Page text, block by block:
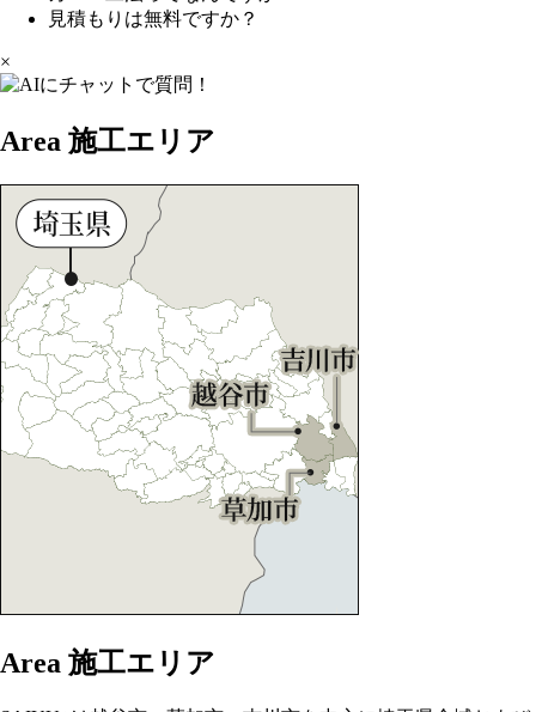
見積もりは無料ですか？
×
Area 施工エリア
Area 施工エリア